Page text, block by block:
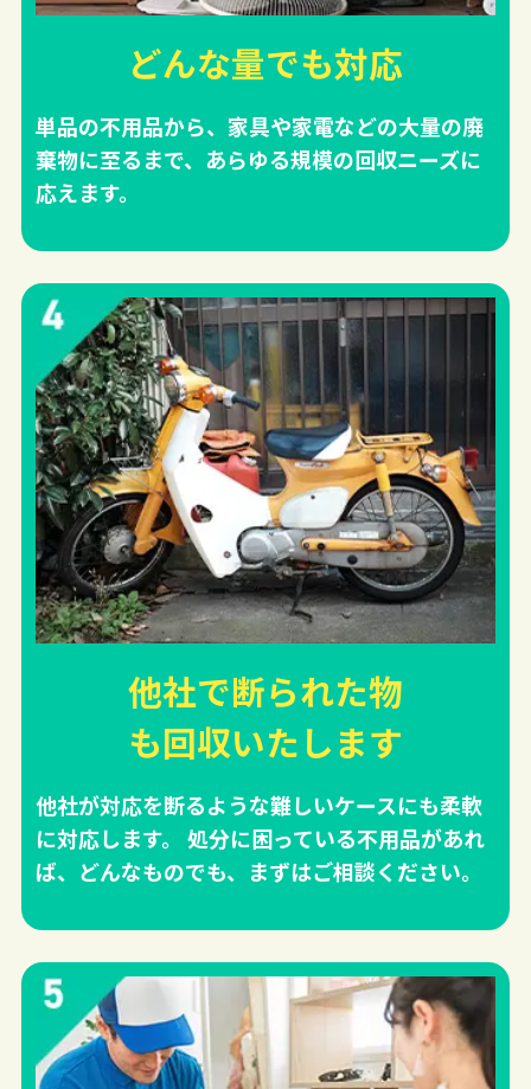
どんな量でも対応
単品の不用品から、家具や家電などの大量の廃
棄物に至るまで、あらゆる規模の回収ニーズに
応えます。
他社で断られた物
も回収いたします
他社が対応を断るような難しいケースにも柔軟
に対応します。 処分に困っている不用品があれ
ば、どんなものでも、まずはご相談ください。